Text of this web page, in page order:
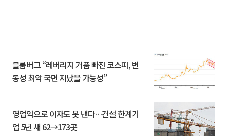
블룸버그 “레버리지 거품 빠진 코스피, 변
동성 최악 국면 지났을 가능성”
영업익으로 이자도 못 낸다…건설 한계기
업 5년 새 62→173곳